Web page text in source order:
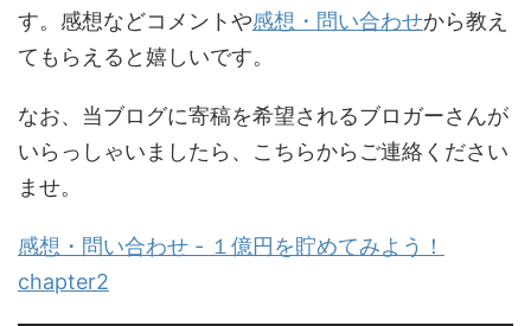
す。感想などコメントや感想・問い合わせから教え
てもらえると嬉しいです。
なお、当ブログに寄稿を希望されるブロガーさんが
いらっしゃいましたら、こちらからご連絡ください
ませ。
感想・問い合わせ - １億円を貯めてみよう！
chapter2